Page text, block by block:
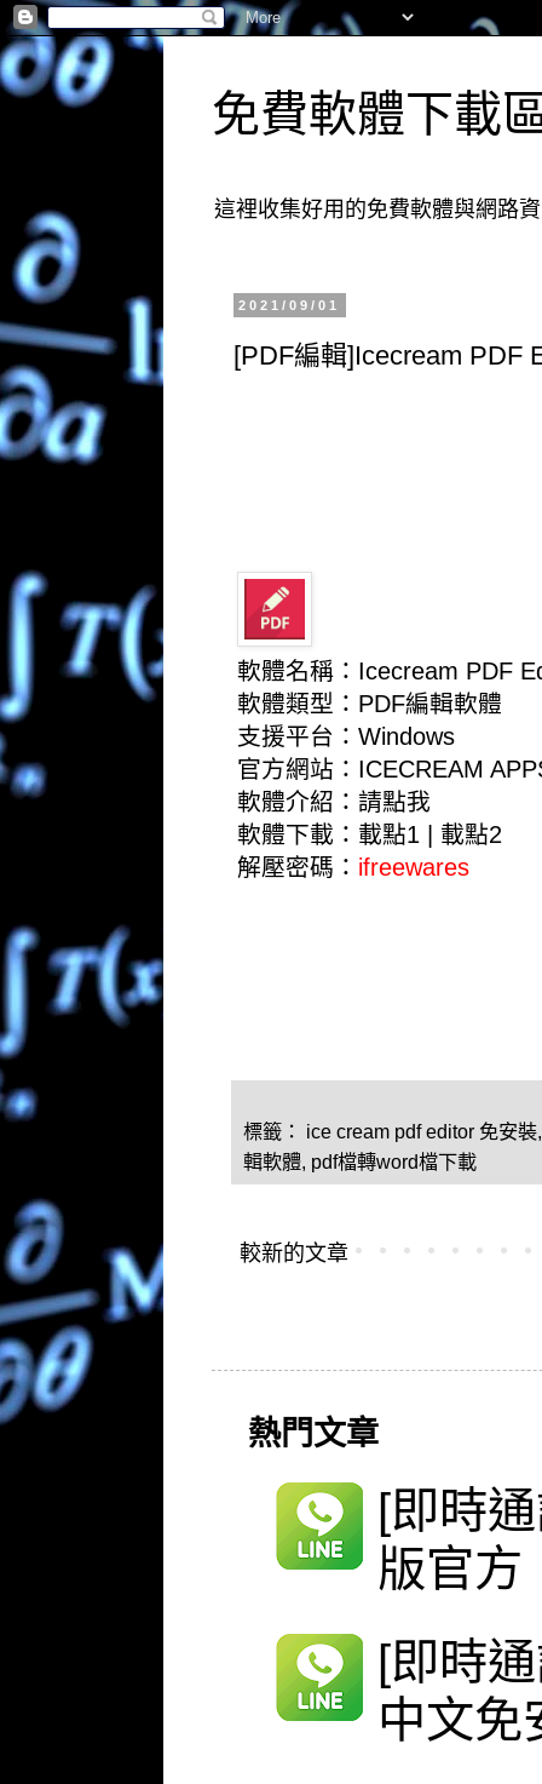
免費軟體下載
這裡收集好用的免費軟體與網路
2021/09/01
[PDF編輯]Icecream PDF
軟體名稱：Icecream PDF
軟體類型：PDF編輯軟體
支援平台：Windows
官方網站： ICECREAM
軟體介紹： 請點我
軟體下載： 載點1
載點2
解壓密碼： ifreewares
標籤： ice cream pdf editor 免安裝
輯軟體, pdf檔轉word檔下載
較新的文章
熱門文章
[即時
版官方
[即時
中文免